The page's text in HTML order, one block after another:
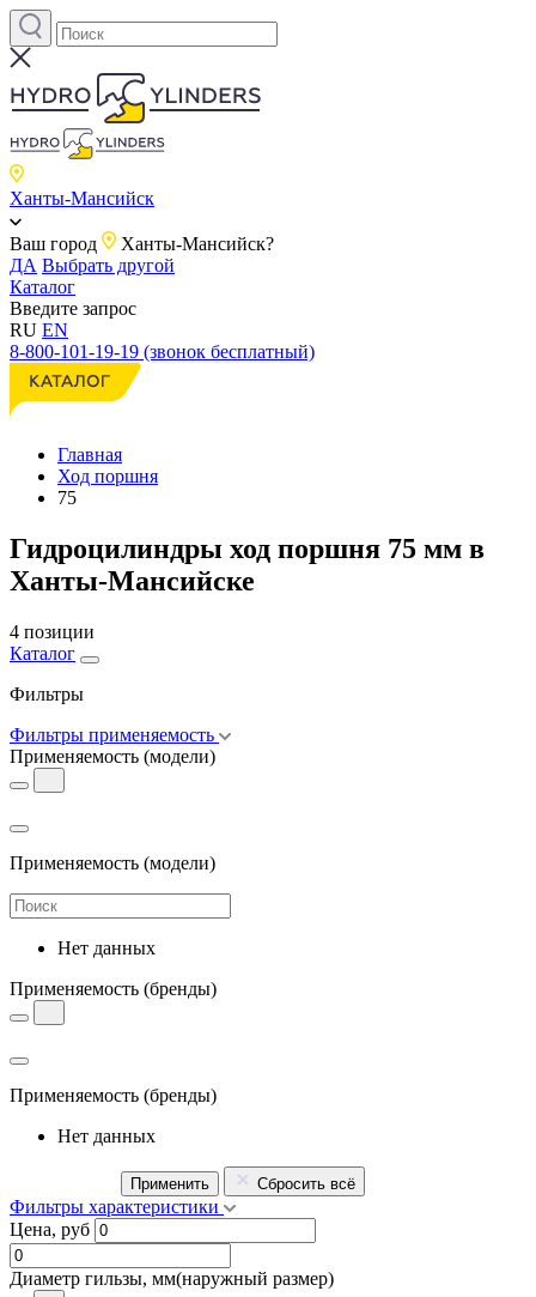
Ханты-Мансийск
Ваш город
Ханты-Мансийск?
ДА Выбрать другой
Каталог
Введите запрос
RU EN
8-800-101-19-19 (звонок бесплатный)
Главная
Ход поршня
75
Гидроцилиндры ход поршня 75 мм в
Ханты-Мансийске
4 позиции
Каталог
Фильтры
Фильтры применяемость
Применяемость (модели)
Применяемость (модели)
Нет данных
Применяемость (бренды)
Применяемость (бренды)
Нет данных
Применить Сбросить всё
Фильтры характеристики
Цена, руб
Диаметр гильзы, мм(наружный размер)